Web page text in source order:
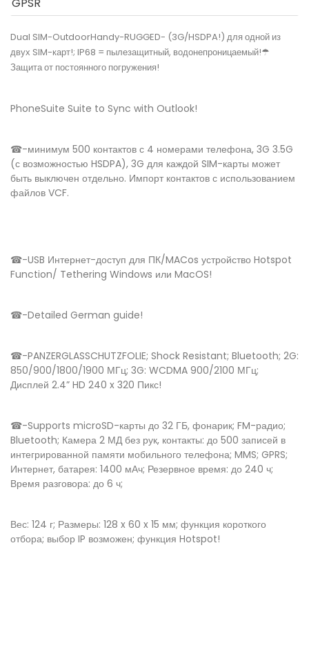
Dual SIM-OutdoorHandy-RUGGED- (3G/HSDPA!) для одной из
двух SIM-карт!; IP68 = пылезащитный, водонепроницаемый!☂
Защита от постоянного погружения!
PhoneSuite Suite to Sync with Outlook!
☎-минимум 500 контактов с 4 номерами телефона, 3G 3.5G
(с возможностью HSDPA), 3G для каждой SIM-карты может
быть выключен отдельно. Импорт контактов с использованием
файлов VCF.
☎-USB Интернет-доступ для ПК/MACos устройство Hotspot
Function/ Tethering Windows или MacOS!
☎-Detailed German guide!
☎-PANZERGLASSCHUTZFOLIE; Shock Resistant; Bluetooth; 2G:
850/900/1800/1900 МГц; 3G: WCDMA 900/2100 МГц;
Дисплей 2.4” HD 240 x 320 Пикс!
☎-Supports microSD-карты до 32 ГБ, фонарик; FM-радио;
Bluetooth; Камера 2 МД без рук, контакты: до 500 записей в
интегрированной памяти мобильного телефона; MMS; GPRS;
Интернет, батарея: 1400 мАч; Резервное время: до 240 ч;
Время разговора: до 6 ч;
Вес: 124 г; Размеры: 128 x 60 x 15 мм; функция короткого
отбора; выбор IP возможен; функция Hotspot!